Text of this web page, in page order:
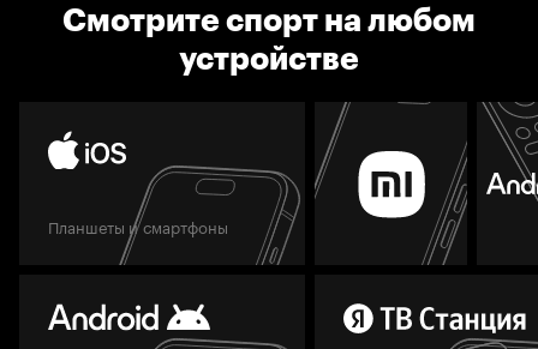
Смотрите спорт на любом
устройстве
Планшеты и смартфоны